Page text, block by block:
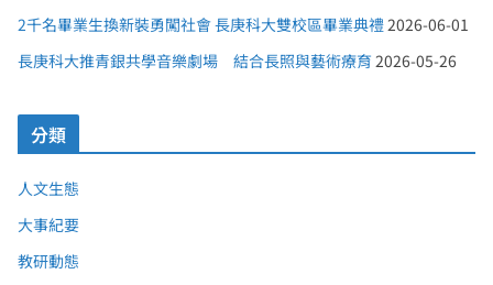
2千名畢業生換新裝勇闖社會 長庚科大雙校區畢業典禮2026-06-01
長庚科大推青銀共學音樂劇場 結合長照與藝術療育 2026-05-26
分類
人文生態
大事紀要
教研動態